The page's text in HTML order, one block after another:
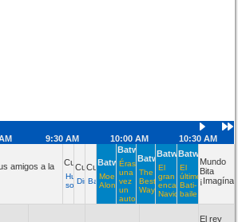
9:30 AM 10:00 AM 10:30 AM
amigos a la
Cuquin
Huevos
sorpresa
Cuquin
Dinoland
Cuquin
Baile
Batwheels
Moe
Alone
Batwheels
Érase
una
vez
un
auto
Batwheels
The
Bestah
Way
Batwheels
El
gran
encapuchado
Navideño
Batwheels
El
último
Bati-
baile
Mundo
Bita
El rey